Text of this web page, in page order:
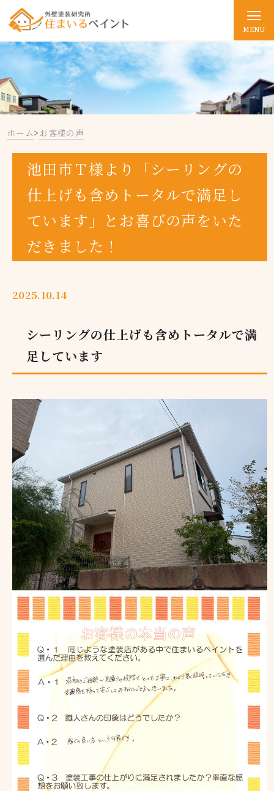
MENU
ホーム>お客様の声
池田市Ｔ様より「シーリングの
仕上げも含めトータルで満足し
ています」とお喜びの声をいた
だきました！
2025.10.14
シーリングの仕上げも含めトータルで満
足しています